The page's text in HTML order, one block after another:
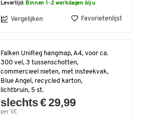
Levertijd:Binnen 1-2 werkdagen bij u
Vergelijken Favorietenlijst
Falken UniReg hangmap, A4, voor ca.
300 vel, 3 tussenschotten,
commercieel nieten, met insteekvak,
Blue Angel, recycled karton,
lichtbruin, 5 st.
slechts € 29,99
per VE